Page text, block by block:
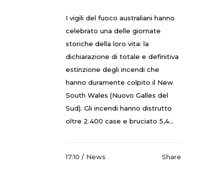
I vigili del fuoco australiani hanno
celebrato una delle giornate
storiche della loro vita: la
dichiarazione di totale e definitiva
estinzione degli incendi che
hanno duramente colpito il New
South Wales (Nuovo Galles del
Sud). Gli incendi hanno distrutto
oltre 2.400 case e bruciato 5,4...
17:10 / News Share